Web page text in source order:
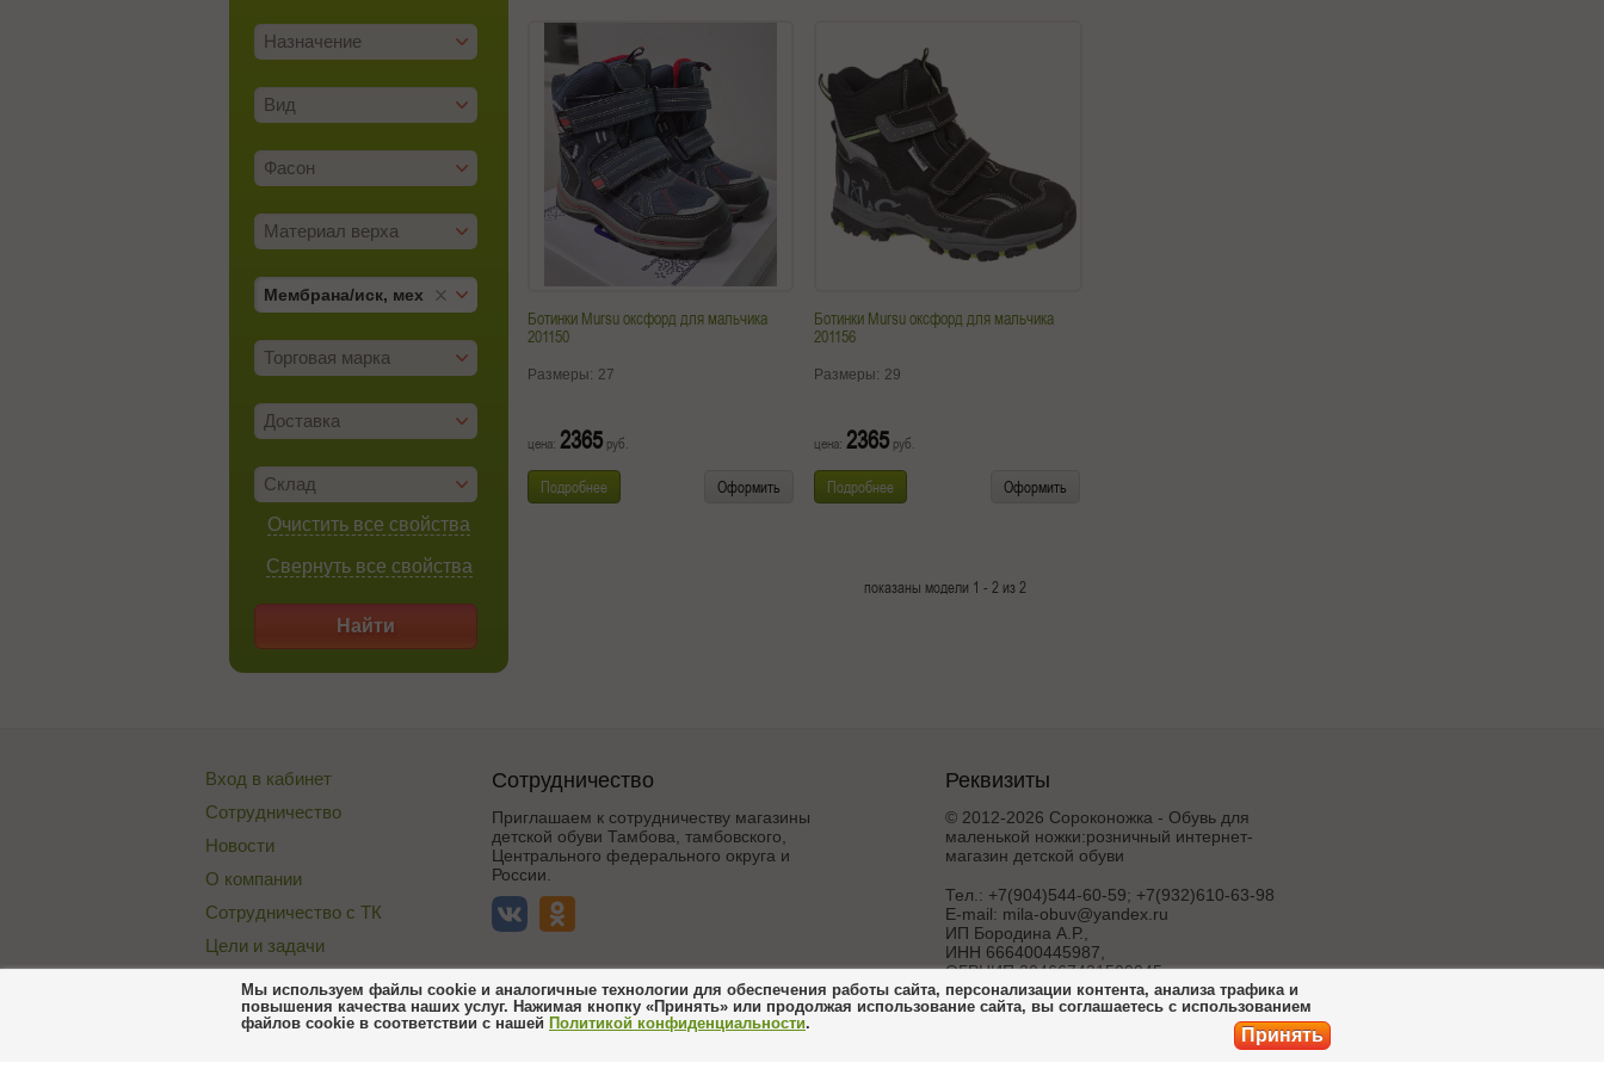
Назначение
Вид
Фасон
Материал верха
Мембрана/­иск, мех
Торговая марка
Доставка
Склад
Очистить все свойства
Свернуть все свойства
Найти
Ботинки Mursu оксфорд для мальчика
201150
Размеры: 27
цена: 2365 руб.
Подробнее Оформить
Ботинки Mursu оксфорд для мальчика
201156
Размеры: 29
цена: 2365 руб.
Подробнее Оформить
показаны модели 1 - 2 из 2
Вход в кабинет
Сотрудничество
Новости
О компании
Сотрудничество с ТК
Цели и задачи
Публичная оферта
Договор со складом
Сотрудничество
Приглашаем к сотрудничеству магазины
детской обуви Тамбова, тамбовского,
Центрального федерального округа и
России.
Реквизиты
© 2012-2026 Сороконожка - Обувь для
маленькой ножки:розничный интернет-
магазин детской обуви
Тел.: +7(904)544-60-59; +7(932)610-63-98
E-mail: mila-obuv@yandex.ru
ИП Бородина А.Р.
ИНН 666400445987,
ОГРНИП 304667431500045
Создание и продвижение
Мы используем файлы cookie и аналогичные технологии для обеспечения работы сайта, персонализации контента, анализа трафика и
повышения качества наших услуг. Нажимая кнопку «Принять» или продолжая использование сайта, вы соглашаетесь с использованием
файлов cookie в соответствии с нашей Политикой конфиденциальности.
Принять